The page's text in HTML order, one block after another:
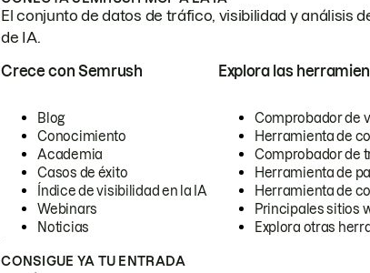
El conjunto de datos de tráfico, visibilidad y análisis
de IA.
Crece con Semrush
Blog
Conocimiento
Academia
Casos de éxito
Índice de visibilidad en la IA
Webinars
Noticias
Explora las
Comprobador de
Herramienta de
Comprobador de
Herramienta de
Herramienta de
Principales sitios
Explora otras
CONSIGUE YA TU ENTRADA